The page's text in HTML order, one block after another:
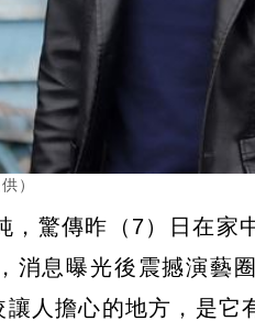
）
驚傳昨（7）日在家
消息曝光後震撼演藝
人擔心的地方，是它